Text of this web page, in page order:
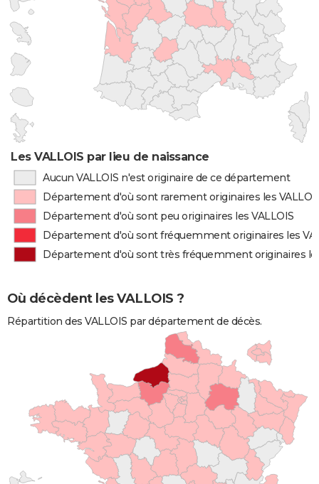
Les VALLOIS par lieu de naissance
Aucun VALLOIS n'est originaire de ce département
Département d'où sont rarement originaires les
Département d'où sont peu originaires les VALLOIS
Département d'où sont fréquemment originaires les
Département d'où sont très fréquemment originaires
Où décèdent les VALLOIS ?
Répartition des VALLOIS par département de décès.